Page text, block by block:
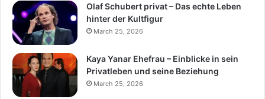
Olaf Schubert privat – Das echte Leben
hinter der Kultfigur
March 25, 2026
Kaya Yanar Ehefrau – Einblicke in sein
Privatleben und seine Beziehung
March 25, 2026